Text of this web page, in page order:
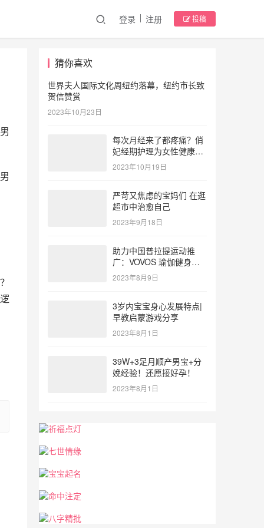
登录 注册 投稿
猜你喜欢
世界夫人国际文化周纽约落幕，纽约市长致
贺信赞赏
2023年10月23日
每次月经来了都疼痛？俏
妃经期护理为女性健康护
航
2023年10月19日
严苛又焦虑的宝妈们 在逛
超市中治愈自己
2023年9月18日
助力中国普拉提运动推
广：VOVOS 瑜伽健身服
参与北体大专业普拉提教
练培训
2023年8月9日
3岁内宝宝身心发展特点|
早教启蒙游戏分享
2023年8月1日
39W+3足月顺产男宝+分
娩经验！还愿接好孕！
2023年8月1日